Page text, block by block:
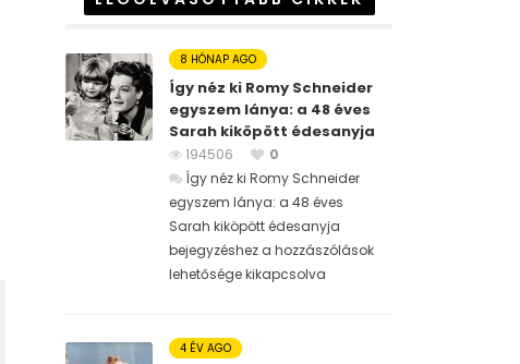
8 HÓNAP AGO
Így néz ki Romy Schneider
egyszem lánya: a 48 éves
Sarah kiköpött édesanyja
194506
0
Így néz ki Romy Schneider
egyszem lánya: a 48 éves
Sarah kiköpött édesanyja
bejegyzéshez a hozzászólások
lehetősége kikapcsolva
4 ÉV AGO